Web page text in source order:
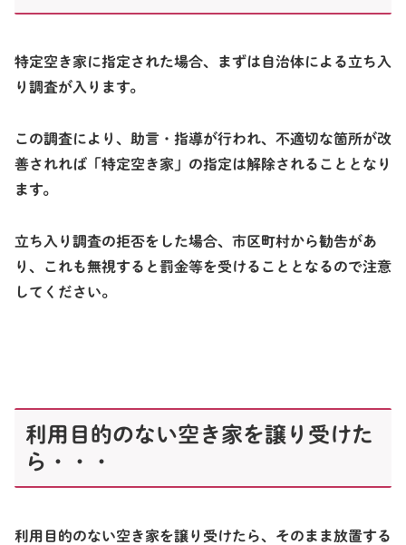
特定空き家に指定された場合、まずは自治体による立ち入
り調査が入ります。
この調査により、助言・指導が行われ、不適切な箇所が改
善されれば「特定空き家」の指定は解除されることとなり
ます。
立ち入り調査の拒否をした場合、市区町村から勧告があ
り、これも無視すると罰金等を受けることとなるので注意
してください。
利用目的のない空き家を譲り受けた
ら・・・
利用目的のない空き家を譲り受けたら、そのまま放置する